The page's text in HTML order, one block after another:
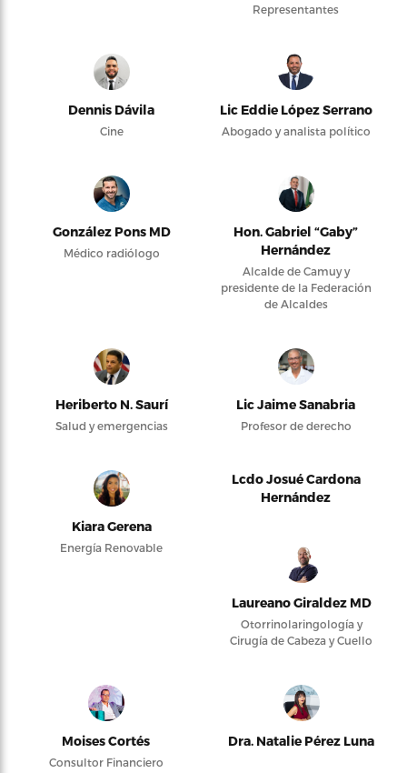
Representantes
Dennis Dávila
Cine
Lic Eddie López Serrano
Abogado y analista político
González Pons MD
Médico radiólogo
Hon. Gabriel “Gaby”
Hernández
Alcalde de Camuy y
presidente de la Federación
de Alcaldes
Heriberto N. Saurí
Salud y emergencias
Lic Jaime Sanabria
Profesor de derecho
Kiara Gerena
Energía Renovable
Lcdo Josué Cardona
Hernández
Laureano Giraldez MD
Otorrinolaringología y
Cirugía de Cabeza y Cuello
Moises Cortés
Consultor Financiero
Dra. Natalie Pérez Luna